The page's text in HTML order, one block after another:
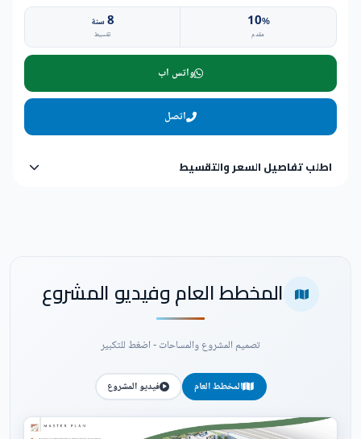
10%
مقدم
8سنة
تقسيط
واتس اب
اتصل
اطلب تفاصيل السعر والتقسيط
المخطط العام وفيديو المشروع
تصميم المشروع والمساحات - اضغط للتكبير
المخطط العام فيديو المشروع